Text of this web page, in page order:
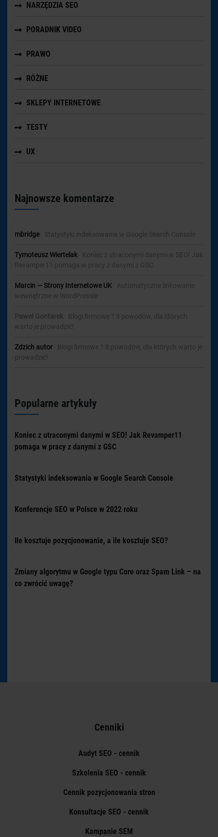
NARZĘDZIA SEO
PORADNIK VIDEO
PRAWO
RÓŻNE
SKLEPY INTERNETOWE
TESTY
UX
Najnowsze komentarze
mbridge- Statystyki indeksowania w Google Search Console
Tymoteusz Wiertelak
Koniec z utraconymi danymi w SEO! Jak
Revamper11 pomaga w pracy z danymi z GSC
Marcin — Strony Internetowe UK
Automatyczne linkowanie
wewnętrzne w WordPressie
Paweł Gontarek
Blogi firmowe ? 8 powodów, dla których
warto je prowadzić!
Zdzich autor
Blogi firmowe ? 8 powodów, dla których warto je
prowadzić!
Popularne artykuły
Koniec z utraconymi danymi w SEO! Jak Revamper11
pomaga w pracy z danymi z GSC
Statystyki indeksowania w Google Search Console
Konferencje SEO w Polsce w 2022 roku
Ile kosztuje pozycjonowanie, a ile kosztuje SEO?
Zmiany algorytmu w Google typu Core oraz Spam Link – na
co zwrócić uwagę?
Cenniki
Audyt SEO - cennik
Szkolenia SEO - cennik
Cennik pozycjonowania stron
Konsultacje SEO - cennik
Kampanie SEM